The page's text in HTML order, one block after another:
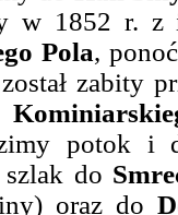
w 1852 r. z
Pola,
zabity
potok i
do
oraz do